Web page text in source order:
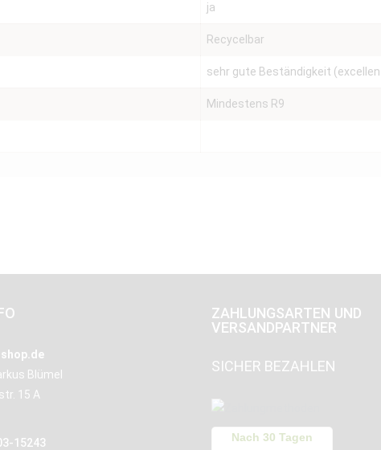
ja
Recycelbar
sehr gute Beständigkeit
Mindestens R9
Blümel
15 A
15243
ZAHLUNGSARTEN UND
VERSANDPARTNER
SICHER BEZAHLEN
Nach 30 Tagen